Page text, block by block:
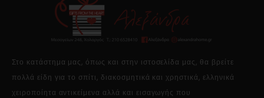
Στο κατάστημα μας, όπως και στην ιστοσελίδα μας, θα βρείτε
πολλά είδη για το σπίτι, διακοσμητικά και χρηστικά, ελληνικά
χειροποίητα αντικείμενα αλλά και εισαγωγής που